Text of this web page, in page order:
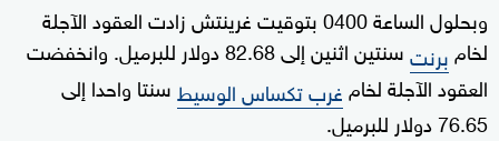
وبحلول الساعة 0400 بتوقيت غرينتش زادت العقود الآجلة
لخامبرنت
سنتين اثنين إلى 82.68 دولار للبرميل. وانخفضت
العقود الآجلة لخام غرب تكساس الوسيطسنتا واحدا إلى
76.65 دولار للبرميل.